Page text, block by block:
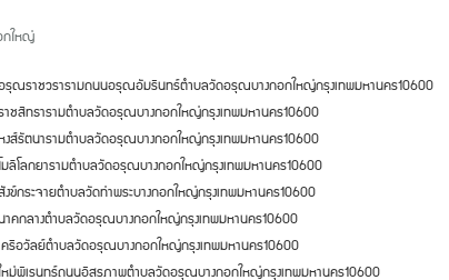
กใหญ่
รุณราชวรารามถนนอรุณอัมรินทร์ตำบลวัดอรุณบางกอกใหญ่กรุงเทพมหานคร10600
ชสิทธารามตำบลวัดอรุณบางกอกใหญ่กรุงเทพมหานคร10600
ส์รัตนารามตำบลวัดอรุณบางกอกใหญ่กรุงเทพมหานคร10600
ลีโลกยารามตำบลวัดอรุณบางกอกใหญ่กรุงเทพมหานคร10600
ข์กระจายตำบลวัดท่าพระบางกอกใหญ่กรุงเทพมหานคร10600
คกลางตำบลวัดอรุณบางกอกใหญ่กรุงเทพมหานคร10600
รือวัลย์ตำบลวัดอรุณบางกอกใหญ่กรุงเทพมหานคร10600
ม่พิเรนทร์ถนนอิสรภาพตำบลวัดอรุณบางกอกใหญ่กรุงเทพมหานคร10600